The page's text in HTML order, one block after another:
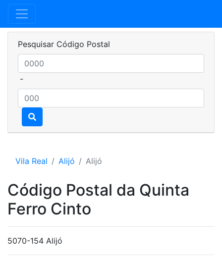
Pesquisar Código Postal
-
Vila Real Alijó Alijó
Código Postal da Quinta
Ferro Cinto
5070-154 Alijó